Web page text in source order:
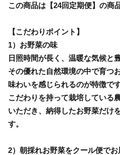
この商品は【24回定期便】の商
【こだわりポイント】
1）お野菜の味
日照時間が長く、温暖な気候と
その優れた自然環境の中で育つ
味わいを感じられるのが特徴で
こだわりを持って栽培している
いただき、納得したお野菜だけ
す。
2）朝採れお野菜をクール便でお